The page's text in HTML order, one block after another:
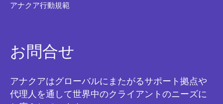
アナクア行動規範
お問合せ
アナクアはグローバルにまたがるサポート拠点や
代理人を通して世界中のクライアントのニーズに